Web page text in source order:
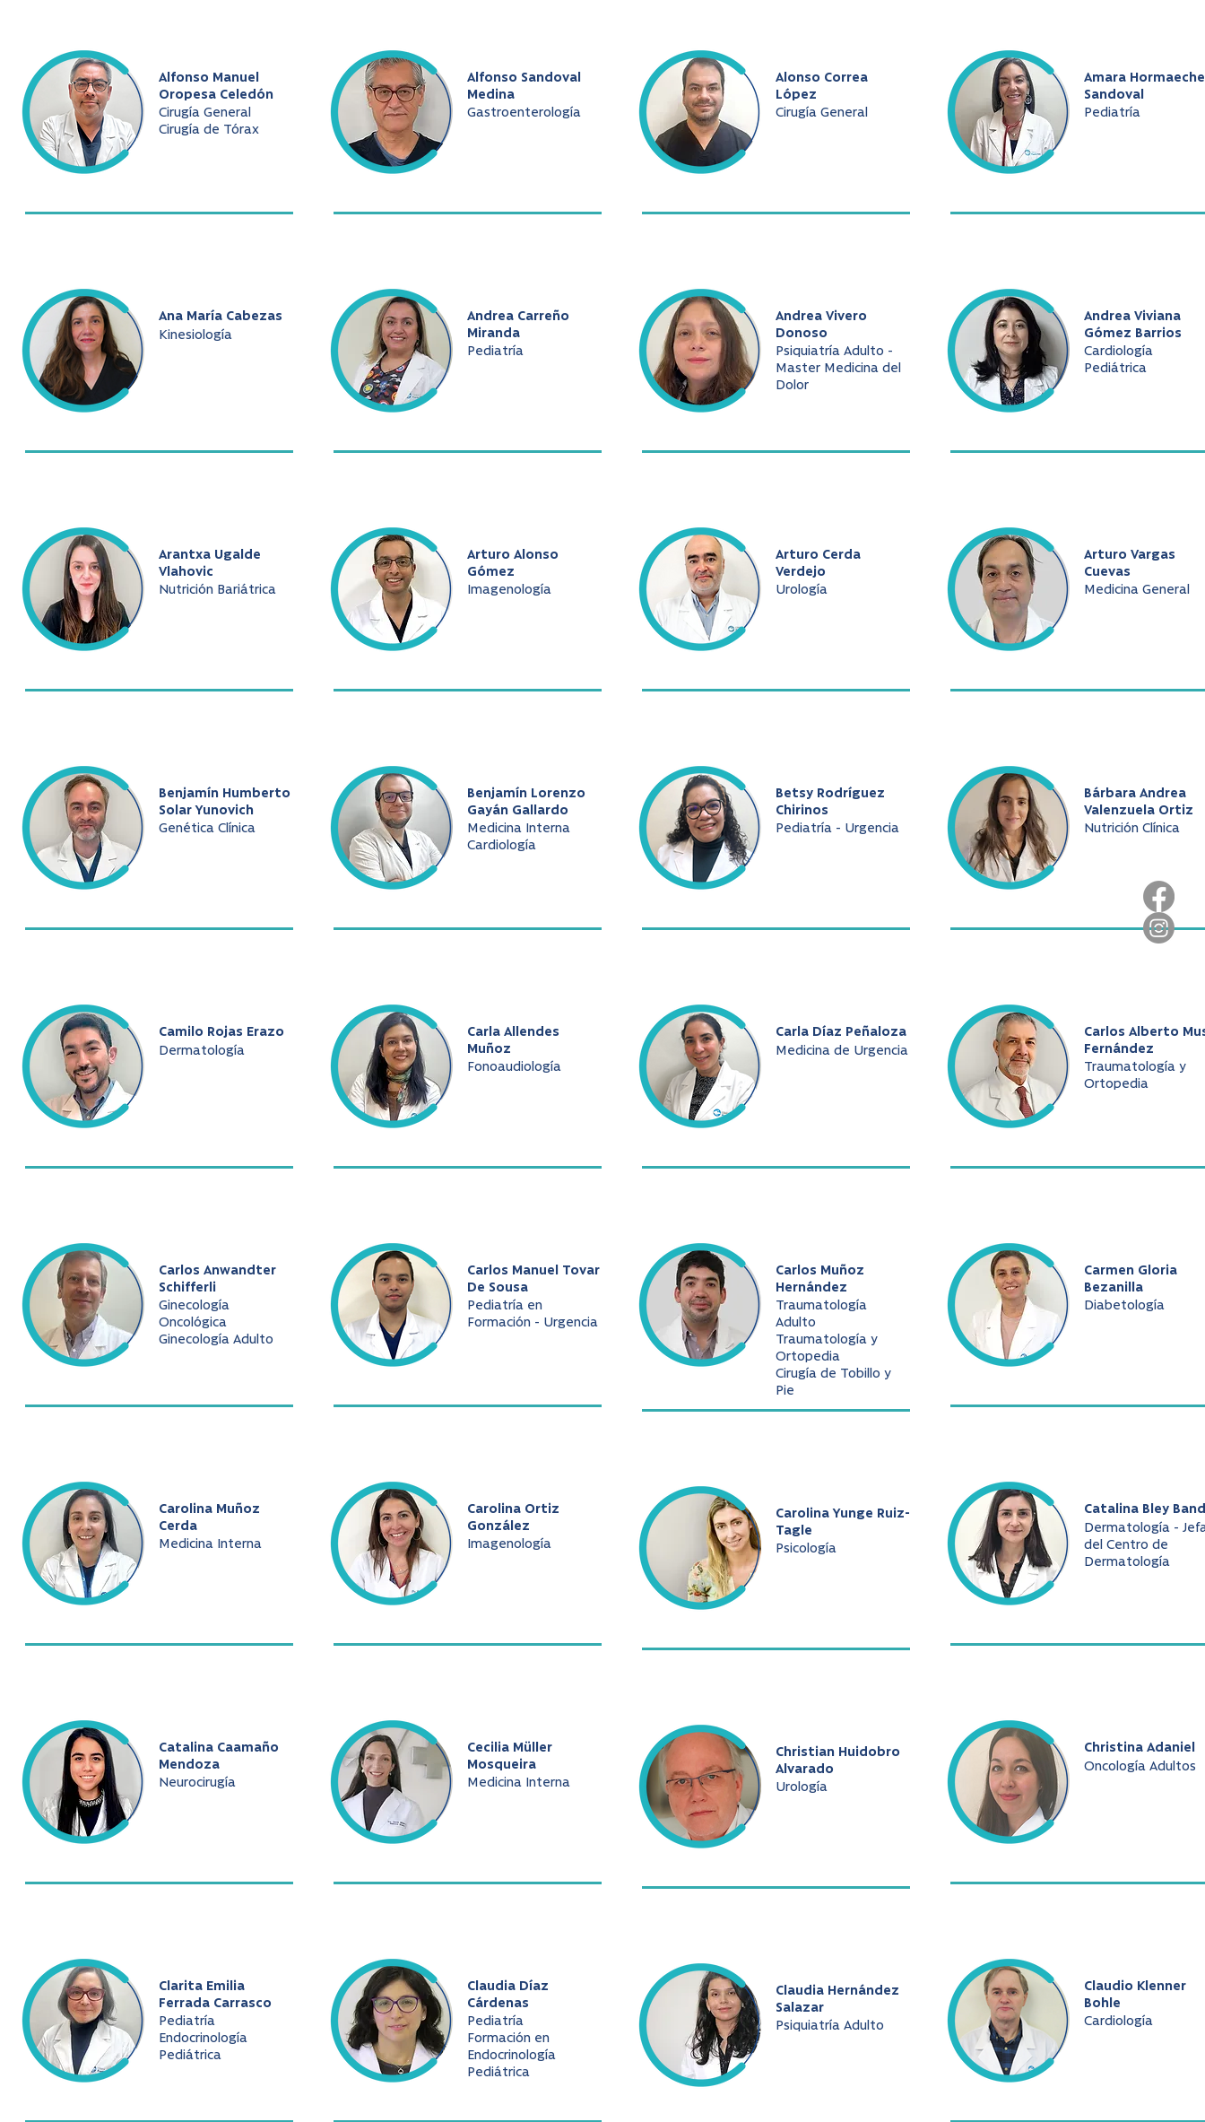
Alfonso Manuel
Oropesa Celedón
Cirugía General
Cirugía de Tórax
Ana María Cabezas
Kinesiología
Arantxa Ugalde
Vlahovic
Nutrición Bariátrica
Benjamín Humberto
Solar Yunovich
Genética Clínica
Camilo Rojas Erazo
Dermatología
Carlos Anwandter
Schifferli
Ginecología
Oncológica
Ginecología Adulto
Carolina Muñoz
Cerda
Medicina Interna
Catalina Caamaño
Mendoza
Neurocirugía
Clarita Emilia
Ferrada Carrasco
Pediatría
Endocrinología
Pediátrica
Alfonso Sandoval
Medina
Gastroenterología
Andrea Carreño
Miranda
Pediatría
Arturo Alonso
Gómez
Imagenología
Benjamín Lorenzo
Gayán Gallardo
Medicina Interna
Cardiología
Carla Allendes
Muñoz
Fonoaudiología
Carlos Manuel Tovar
De Sousa
Pediatría en
Formación - Urgencia
Carolina Ortiz
González
Imagenología
Cecilia Müller
Mosqueira
Medicina Interna
Claudia Díaz
Cárdenas
Pediatría
Formación en
Endocrinología
Pediátrica
Alonso Correa
López
Cirugía General
Andrea Vivero
Donoso
Psiquiatría Adulto -
Master Medicina del
Dolor
Arturo Cerda
Verdejo
Urología
Betsy Rodríguez
Chirinos
Pediatría - Urgencia
Carla Díaz Peñaloza
Medicina de Urgencia
Carlos Muñoz
Hernández
Traumatología
Adulto
Traumatología y
Ortopedia
Cirugía de Tobillo y
Pie
Carolina Yunge Ruiz-
Tagle
Psicología
Christian Huidobro
Alvarado
Urología
Claudia Hernández
Salazar
Psiquiatría Adulto
Amara
Sandoval
Pediatría
Andrea Viviana
Gómez Barrios
Cardiología
Pediátrica
Arturo Vargas
Cuevas
Medicina General
Bárbara Andrea
Valenzuela Ortiz
Nutrición Clínica
Carlos Alberto
Fernández
Traumatología y
Ortopedia
Carmen Gloria
Bezanilla
Diabetología
Catalina Bley
Dermatología -
del Centro de
Dermatología
Christina Adaniel
Oncología Adultos
Claudio Klenner
Bohle
Cardiología